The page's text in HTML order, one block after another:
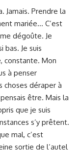
Jamais. Prendre la
mariée… C’est
dégoûte. Je
bas. Je suis
constante. Mon
à penser
choses déraper à
être. Mais la
que je suis
s’y prêtent.
mal, c’est
sortie de l’autel